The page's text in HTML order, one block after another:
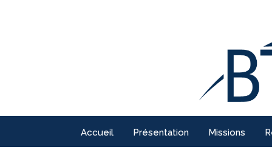
Accueil Présentation Missions